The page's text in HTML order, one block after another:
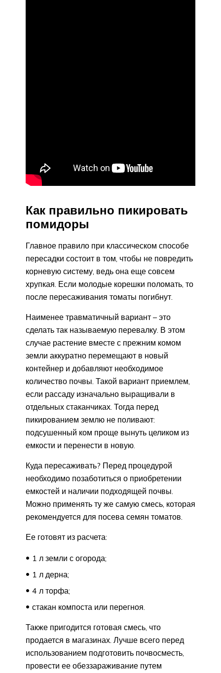
Как правильно пикировать
помидоры
Главное правило при классическом способе
пересадки состоит в том, чтобы не повредить
корневую систему, ведь она еще совсем
хрупкая. Если молодые корешки поломать, то
после пересаживания томаты погибнут.
Наименее травматичный вариант – это
сделать так называемую перевалку. В этом
случае растение вместе с прежним комом
земли аккуратно перемещают в новый
контейнер и добавляют необходимое
количество почвы. Такой вариант приемлем,
если рассаду изначально выращивали в
отдельных стаканчиках. Тогда перед
пикированием землю не поливают:
подсушенный ком проще вынуть целиком из
емкости и перенести в новую.
Куда пересаживать? Перед процедурой
необходимо позаботиться о приобретении
емкостей и наличии подходящей почвы.
Можно применять ту же самую смесь, которая
рекомендуется для посева семян томатов.
Ее готовят из расчета:
1 л земли с огорода;
1 л дерна;
4 л торфа;
стакан компоста или перегноя.
Также пригодится готовая смесь, что
продается в магазинах. Лучше всего перед
использованием подготовить почвосместь,
провести ее обеззараживание путем